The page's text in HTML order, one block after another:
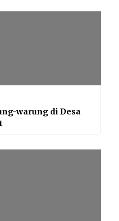
warung di Desa